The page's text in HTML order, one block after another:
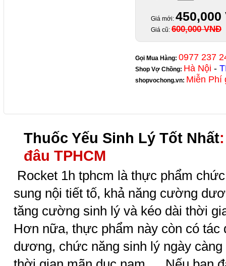
Giá mới: 450,000
Giá cũ: 600,000 VNĐ
Gọi Mua Hàng: 0977 237
Shop Vợ Chồng: Hà Nội -
shopvochong.vn: Miễn Phí
Thuốc Yếu Sinh Lý Tốt Nhất
đâu TPHCM
Rocket 1h tphcm là thực phẩm
sung nội tiết tố, khả năng cường
tăng cường sinh lý và kéo dài thời
Hơn nữa, thực phẩm này còn có tác
dương, chức năng sinh lý ngày